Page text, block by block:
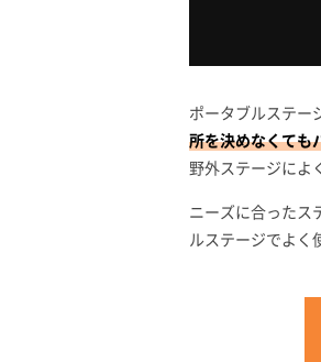
ポータブルステー
所を決めなくても
野外ステージによ
ニーズに合ったス
ルステージでよく